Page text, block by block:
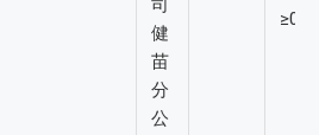
司
健
苗
分
公